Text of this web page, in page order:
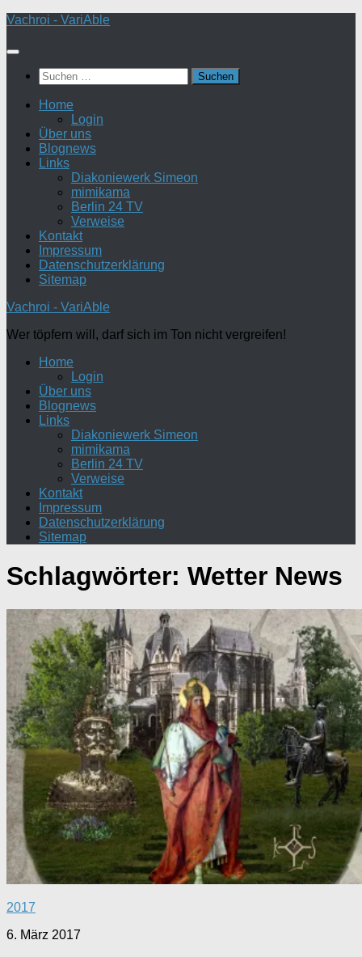
Zum
springen
Vachroi - VariAble
Suchen
nach:
Home
Login
Über uns
Blognews
Links
Diakoniewerk Simeon
mimikama
Berlin 24 TV
Verweise
Kontakt
Impressum
Datenschutzerklärung
Sitemap
Vachroi - VariAble
Wer töpfern will, darf sich im Ton nicht vergreifen!
Home
Login
Über uns
Blognews
Links
Diakoniewerk Simeon
mimikama
Berlin 24 TV
Verweise
Kontakt
Impressum
Datenschutzerklärung
Sitemap
Schlagwörter: Wetter News
2017
6. März 2017